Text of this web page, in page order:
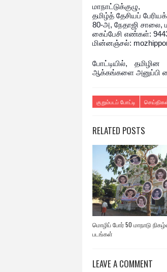
மாநாட்டுக்குழு,
தமிழ்த் தேசியப்
80-அ, நேதாஜி சாலை,
கைப்பேசி எண்கள்:
மின்னஞ்சல்:
போட்டியில்,
ஆக்கங்களை அனுப்பி
குறும்படப் போட்டி
RELATED POSTS
மொழிப் போர் 50 மாநாடு
படங்கள்
LEAVE A COMMENT